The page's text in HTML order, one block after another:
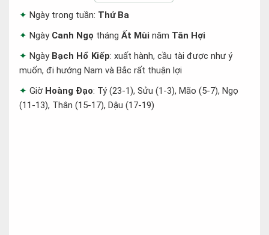
Ngày trong tuần: Thứ Ba
Ngày Canh Ngọ tháng Ất Mùi năm Tân Hợi
Ngày Bạch Hổ Kiếp: xuất hành, cầu tài được như ý
muốn, đi hướng Nam và Bắc rất thuận lợi
Giờ Hoàng Đạo: Tý (23-1), Sửu (1-3), Mão (5-7), Ngọ
(11-13), Thân (15-17), Dậu (17-19)